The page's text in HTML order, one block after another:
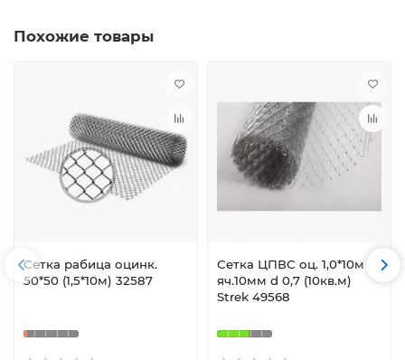
Похожие товары
Сетка рабица оцинк.
50*50 (1,5*10м) 32587
Сетка ЦПВС оц. 1,0*10м
яч.10мм d 0,7 (10кв.м)
Strek 49568